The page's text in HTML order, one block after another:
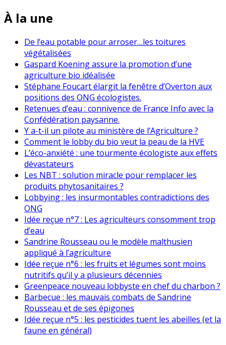
À la une
De l’eau potable pour arroser…les toitures
végétalisées
Gaspard Koening assure la promotion d’une
agriculture bio idéalisée
Stéphane Foucart élargit la fenêtre d’Overton aux
positions des ONG écologistes.
Retenues d’eau : connivence de France Info avec la
Confédération paysanne.
Y a-t-il un pilote au ministère de l’Agriculture ?
Comment le lobby du bio veut la peau de la HVE
L’éco-anxiété : une tourmente écologiste aux effets
dévastateurs
Les NBT : solution miracle pour remplacer les
produits phytosanitaires ?
Lobbying : les insurmontables contradictions des
ONG
Idée reçue n°7 : Les agriculteurs consomment trop
d’eau
Sandrine Rousseau ou le modèle malthusien
appliqué à l’agriculture
Idée reçue n°6 : les fruits et légumes sont moins
nutritifs qu’il y a plusieurs décennies
Greenpeace nouveau lobbyste en chef du charbon ?
Barbecue : les mauvais combats de Sandrine
Rousseau et de ses épigones
Idée reçue n°5 : les pesticides tuent les abeilles (et la
faune en général)